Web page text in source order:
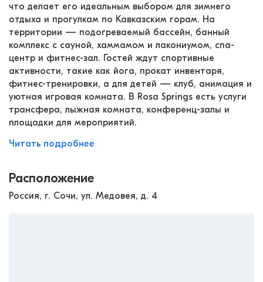
что делает его идеальным выбором для зимнего
отдыха и прогулкам по Кавказским горам. На
территории — подогреваемый бассейн, банный
комплекс с сауной, хаммамом и лакониумом, спа-
центр и фитнес-зал. Гостей ждут спортивные
активности, такие как йога, прокат инвентаря,
фитнес-тренировки, а для детей — клуб, анимация и
уютная игровая комната. В Rosa Springs есть услуги
трансфера, лыжная комната, конференц-залы и
площадки для мероприятий.
Читать подробнее
Расположение
Россия, г. Сочи, ул. Медовея, д. 4